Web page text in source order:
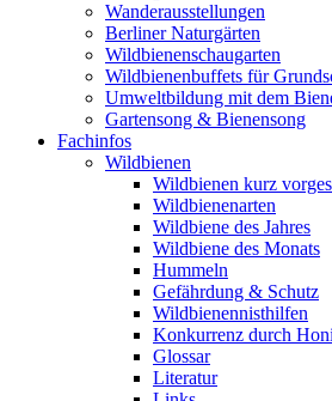
Wanderausstellungen
Berliner Naturgärten
Wildbienenschaugarten
Wildbienenbuffets für
Umweltbildung mit dem
Gartensong & Bienensong
Fachinfos
Wildbienen
Wildbienen kurz
Wildbienenarten
Wildbiene des Jahres
Wildbiene des Monats
Hummeln
Gefährdung & Schutz
Wildbienennisthilfen
Konkurrenz durch
Glossar
Literatur